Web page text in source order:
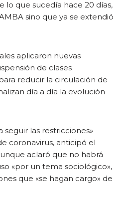
lo que sucedía hace 20 días,
sino que ya se extendió
aplicaron nuevas
de clases
reducir la circulación de
día a día la evolución
seguir las restricciones»
coronavirus, anticipó el
aclaró que no habrá
«por un tema sociológico»,
que «se hagan cargo» de